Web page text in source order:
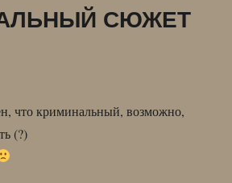
СЮЖЕТ
что криминальный, возможно,
(?)